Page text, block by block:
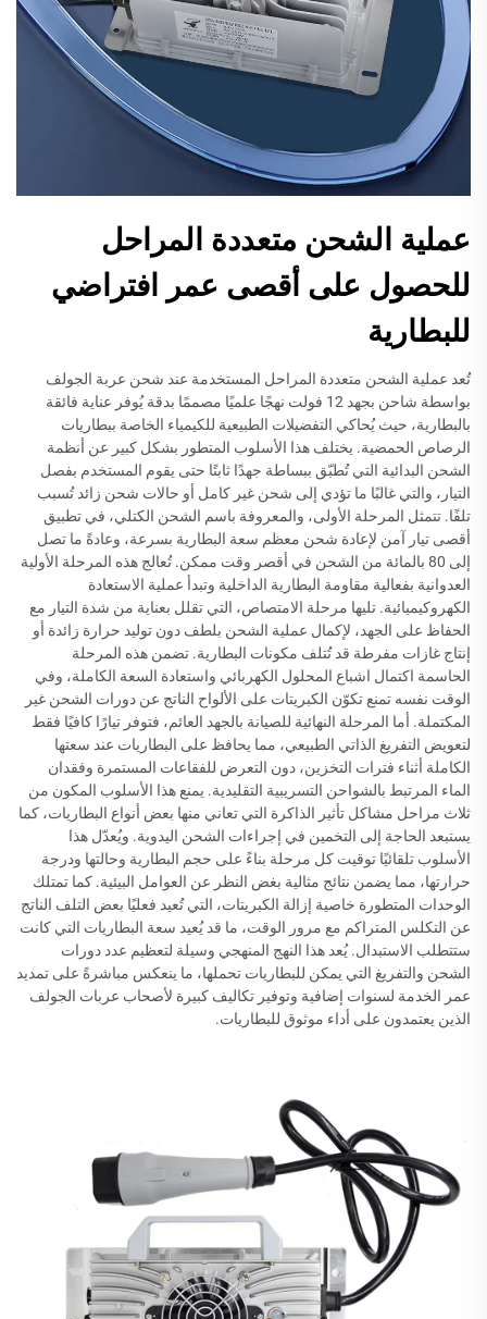
عملية الشحن متعددة المراحل
للحصول على أقصى عمر افتراضي
للبطارية
تُعد عملية الشحن متعددة المراحل المستخدمة عند شحن عربة الجولف
بواسطة شاحن بجهد 12 فولت نهجًا علميًا مصممًا بدقة يُوفر عناية فائقة
بالبطارية، حيث يُحاكي التفضيلات الطبيعية للكيمياء الخاصة ببطاريات
الرصاص الحمضية. يختلف هذا الأسلوب المتطور بشكل كبير عن أنظمة
الشحن البدائية التي تُطبّق ببساطة جهدًا ثابتًا حتى يقوم المستخدم بفصل
التيار، والتي غالبًا ما تؤدي إلى شحن غير كامل أو حالات شحن زائد تُسبب
تلفًا. تتمثل المرحلة الأولى، والمعروفة باسم الشحن الكتلي، في تطبيق
أقصى تيار آمن لإعادة شحن معظم سعة البطارية بسرعة، وعادةً ما تصل
إلى 80 بالمائة من الشحن في أقصر وقت ممكن. تُعالج هذه المرحلة الأولية
العدوانية بفعالية مقاومة البطارية الداخلية وتبدأ عملية الاستعادة
الكهروكيميائية. تليها مرحلة الامتصاص، التي تقلل بعناية من شدة التيار مع
الحفاظ على الجهد، لإكمال عملية الشحن بلطف دون توليد حرارة زائدة أو
إنتاج غازات مفرطة قد تُتلف مكونات البطارية. تضمن هذه المرحلة
الحاسمة اكتمال اشباع المحلول الكهربائي واستعادة السعة الكاملة، وفي
الوقت نفسه تمنع تكوّن الكبريتات على الألواح الناتج عن دورات الشحن غير
المكتملة. أما المرحلة النهائية للصيانة بالجهد العائم، فتوفر تيارًا كافيًا فقط
لتعويض التفريغ الذاتي الطبيعي، مما يحافظ على البطاريات عند سعتها
الكاملة أثناء فترات التخزين، دون التعرض للفقاعات المستمرة وفقدان
الماء المرتبط بالشواحن التسريبية التقليدية. يمنع هذا الأسلوب المكون من
ثلاث مراحل مشاكل تأثير الذاكرة التي تعاني منها بعض أنواع البطاريات، كما
يستبعد الحاجة إلى التخمين في إجراءات الشحن اليدوية. ويُعدّل هذا
الأسلوب تلقائيًا توقيت كل مرحلة بناءً على حجم البطارية وحالتها ودرجة
حرارتها، مما يضمن نتائج مثالية بغض النظر عن العوامل البيئية. كما تمتلك
الوحدات المتطورة خاصية إزالة الكبريتات، التي تُعيد فعليًا بعض التلف الناتج
عن التكلس المتراكم مع مرور الوقت، ما قد يُعيد سعة البطاريات التي كانت
ستتطلب الاستبدال. يُعد هذا النهج المنهجي وسيلة لتعظيم عدد دورات
الشحن والتفريغ التي يمكن للبطاريات تحملها، ما ينعكس مباشرةً على تمديد
عمر الخدمة لسنوات إضافية وتوفير تكاليف كبيرة لأصحاب عربات الجولف
الذين يعتمدون على أداء موثوق للبطاريات.